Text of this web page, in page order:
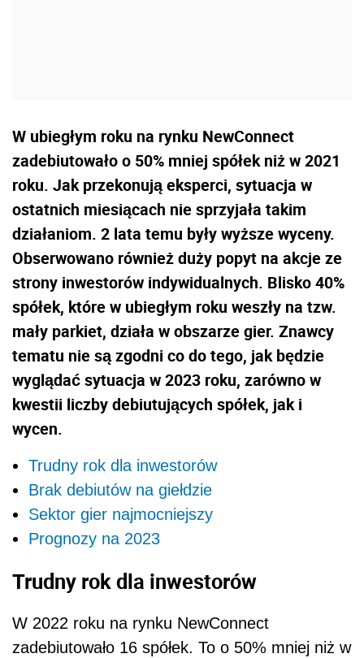
W ubiegłym roku na rynku NewConnect
zadebiutowało o 50% mniej spółek niż w 2021
roku. Jak przekonują eksperci, sytuacja w
ostatnich miesiącach nie sprzyjała takim
działaniom. 2 lata temu były wyższe wyceny.
Obserwowano również duży popyt na akcje ze
strony inwestorów indywidualnych. Blisko 40%
spółek, które w ubiegłym roku weszły na tzw.
mały parkiet, działa w obszarze gier. Znawcy
tematu nie są zgodni co do tego, jak będzie
wyglądać sytuacja w 2023 roku, zarówno w
kwestii liczby debiutujących spółek, jak i
wycen.
Trudny rok dla inwestorów
Brak debiutów na giełdzie
Sektor gier najmocniejszy
Prognozy na 2023
Trudny rok dla inwestorów
W 2022 roku na rynku NewConnect
zadebiutowało 16 spółek. To o 50% mniej niż w